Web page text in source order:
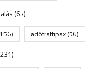
(67)
adótraffipax(56)